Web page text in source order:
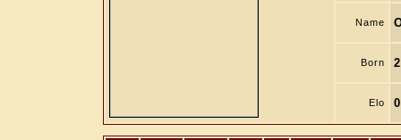
Name
Born
Elo 0